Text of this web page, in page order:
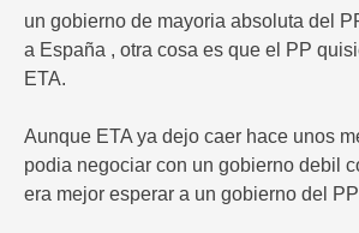
un gobierno de mayoria absoluta del
a España , otra cosa es que el PP
ETA.
Aunque ETA ya dejo caer hace unos
podia negociar con un gobierno debil
era mejor esperar a un gobierno del PP